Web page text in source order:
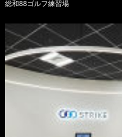
総和88ゴルフ練習場